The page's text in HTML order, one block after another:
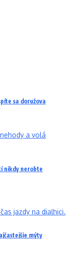
sa doružova
nikdy nerobte
mýty